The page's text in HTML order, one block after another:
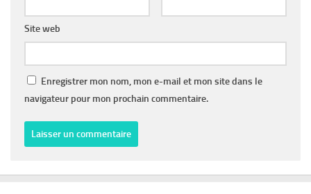
Site web
Enregistrer mon nom, mon e-mail et mon site dans le
navigateur pour mon prochain commentaire.